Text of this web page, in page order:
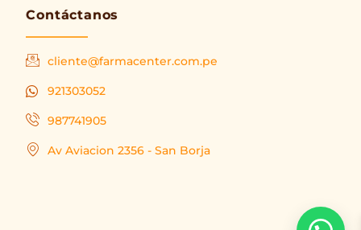
Contáctanos
cliente@farmacenter.com.pe
921303052
987741905
Av Aviacion 2356 - San Borja